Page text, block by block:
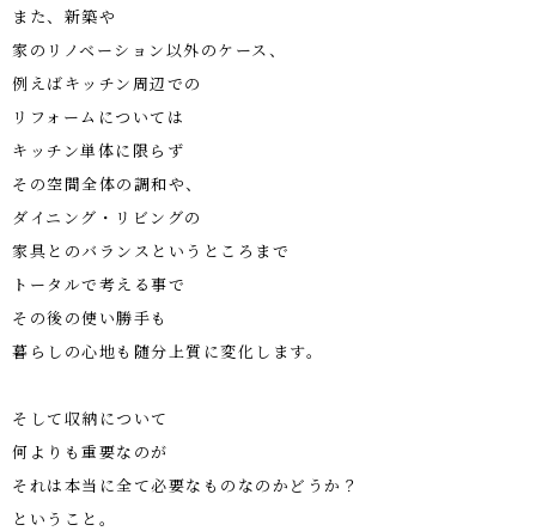
また、新築や
家のリノベーション以外のケース、
例えばキッチン周辺での
リフォームについては
キッチン単体に限らず
その空間全体の調和や、
ダイニング・リビングの
家具とのバランスというところまで
トータルで考える事で
その後の使い勝手も
暮らしの心地も随分上質に変化します。
そして収納について
何よりも重要なのが
それは本当に全て必要なものなのかどうか？
ということ。